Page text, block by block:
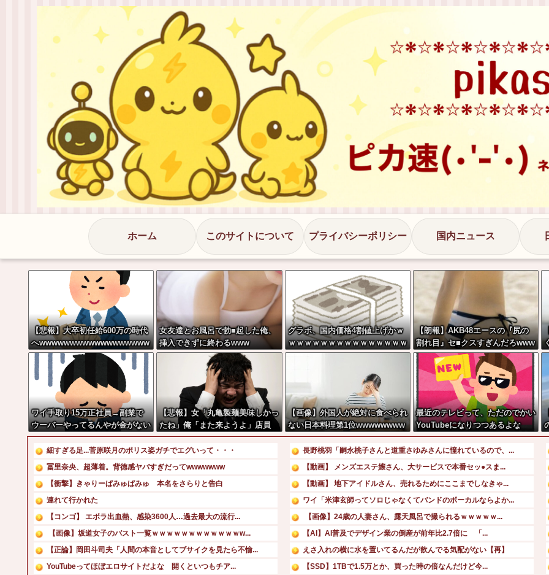
ホーム このサイトについて プライバシーポリシー 国内ニュース
【悲報】大卒初任給600万の時代
へwwwwwwwwwwwwwwwwww
w
女友達とお風呂で勃■起した俺、
挿入できずに終わるwww
グラボ、国内価格4割値上げかｗ
ｗｗｗｗｗｗｗｗｗｗｗｗｗｗｗ
【朗報】AKB48エースの『尻の
割れ目』セ■クスすぎんだろwww
ww
ワイ手取り15万正社員→副業で
ウーバーやってるんやが金がない
【悲報】女「丸亀製麺美味しかっ
たね」俺「また来ようよ」店員
「お会計2380円になりまーす」
→その後『こう』なったんだが俺
悪くないよな？？？？？？？？
【画像】外国人が絶対に食べられ
ない日本料理第1位wwwwwwww
w
最近のテレビって、ただのでかい
YouTubeになりつつあるよな
細すぎる足...菅原咲月のポリス姿ガチでエグいって・・・
冨里奈央、超薄着。背徳感ヤバすぎだってwwwwwww
【衝撃】きゃりーぱみゅぱみゅ 本名をさらりと告白
連れて行かれた
【コンゴ】 エボラ出血熱、感染3600人…過去最大の流行...
【画像】坂道女子のバスト一覧ｗｗｗｗｗｗｗｗｗｗｗｗw...
【正論】岡田斗司夫「人間の本音としてブサイクを見たら不愉...
YouTubeってほぼエロサイトだよな 開くといつもチア...
長野桃羽「嗣永桃子さんと道重さゆみさんに憧れているので、...
【動画】 メンズエステ嬢さん、大サービスで本番セッ●スま...
【動画】 地下アイドルさん、売れるためにここまでしなきゃ...
ワイ「米津玄師ってソロじゃなくてバンドのボーカルならよか...
【画像】24歳の人妻さん、露天風呂で撮られるｗｗｗｗｗ...
【AI】AI普及でデザイン業の倒産が前年比2.7倍に 「...
えさ入れの横に水を置いてるんだが飲んでる気配がない【再】
【SSD】1TBで1.5万とか、買った時の倍なんだけど今...